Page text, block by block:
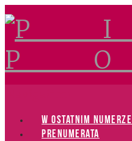
W OSTATNIM NUMERZE
PRENUMERATA